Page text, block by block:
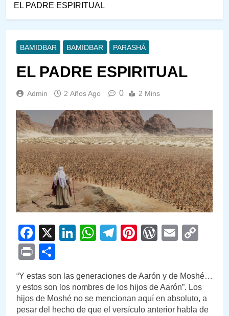
EL PADRE ESPIRITUAL
BAMIDBAR BAMIDBAR PARASHÁ
EL PADRE ESPIRITUAL
Admin 2 Años Ago 0 2 Mins
Facebook
X LinkedIn
WhatsApp
Telegram
PinterestEmail
Print
“Y estas son las generaciones de Aarón y de Moshé…
y estos son los nombres de los hijos de Aarón”. Los
hijos de Moshé no se mencionan aquí en absoluto, a
pesar del hecho de que el versículo anterior habla de